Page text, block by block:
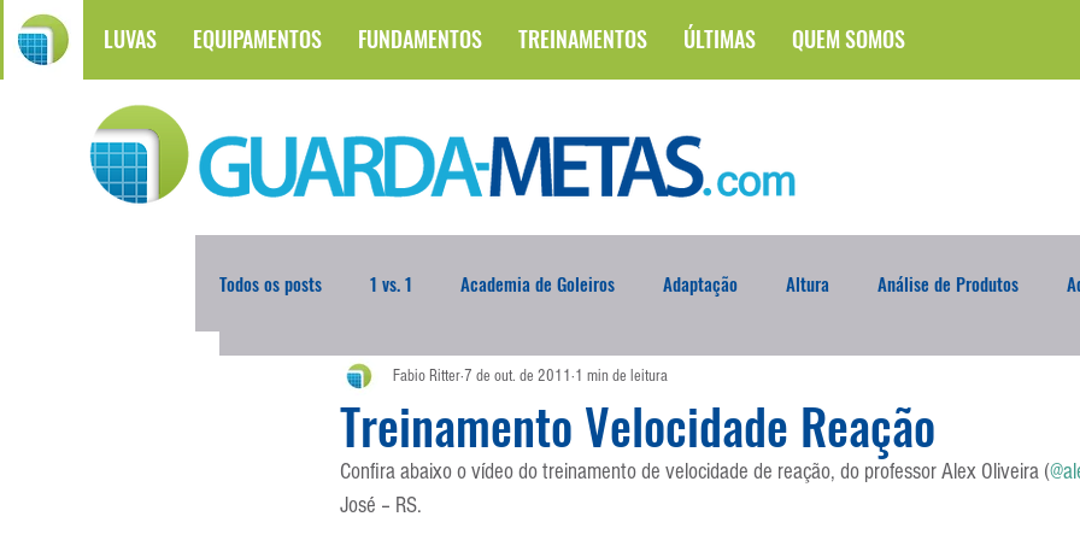
LUVAS EQUIPAMENTOS FUNDAMENTOS TREINAMENTOS ÚLTIMAS QUEM SOMOS
Todos os posts 1 vs. 1 Academia de Goleiros Adaptação Altura Análise de Produtos
Atualidades Blogoleiro da Semana Brasileirão
Comunicação Copa do Mundo Curso Defesa da Semana Deslocamento DVD
Treinamento Velocidade Reação
Fabio Ritter7 de out. de 2011 1 min de leitura
Confira abaixo o vídeo do treinamento de velocidade de reação, do professor Alex Oliveira (
José – RS.